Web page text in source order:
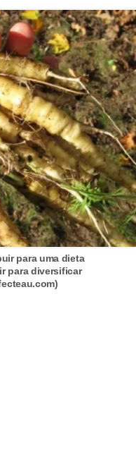
para uma dieta
para diversificar